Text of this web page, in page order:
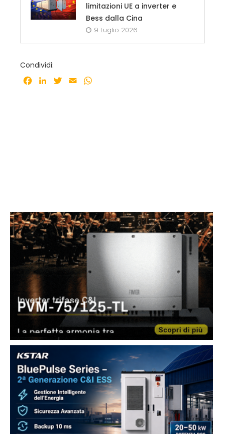
limitazioni UE a inverter e
Bess dalla Cina
9 Luglio 2026
Condividi:
Facebook
LinkedInTwitter
Email